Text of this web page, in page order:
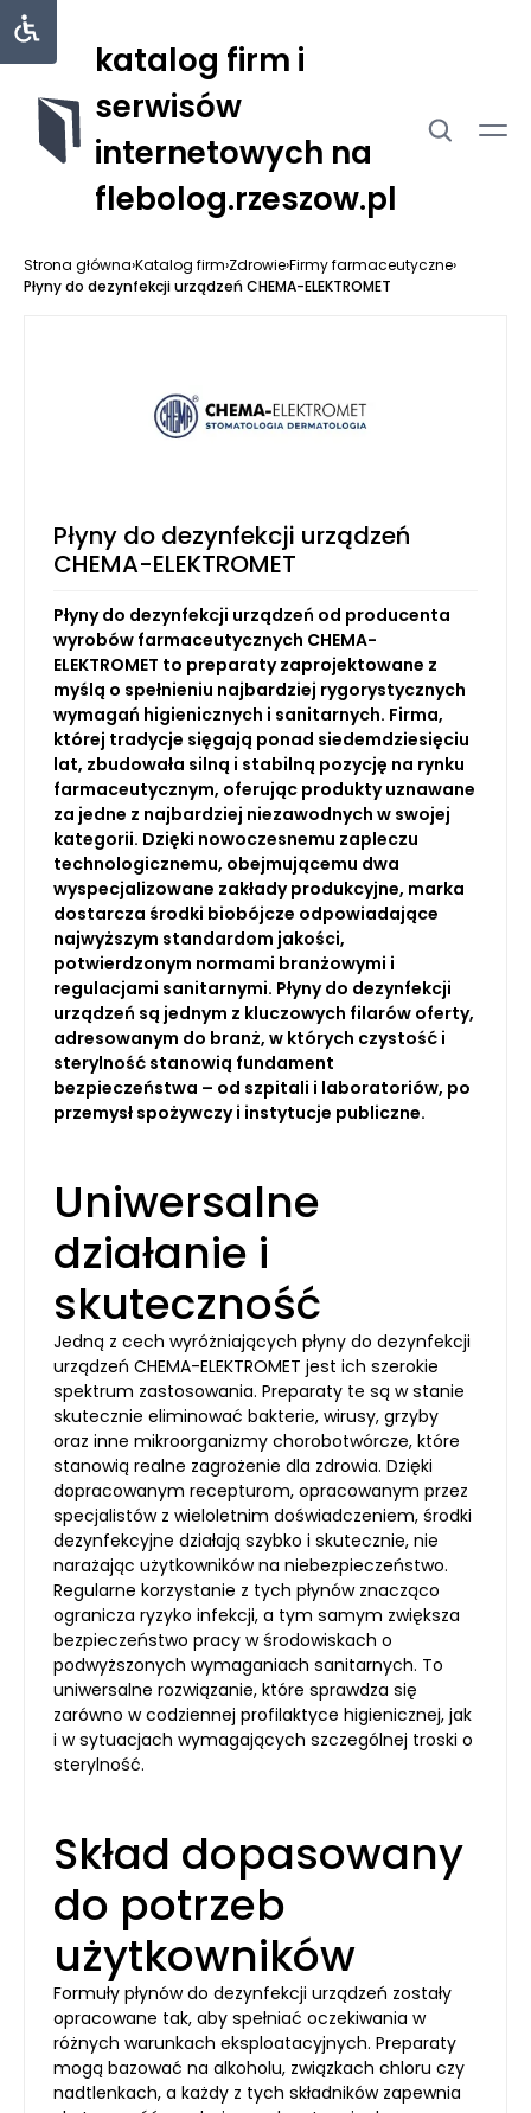
katalog firm i
serwisów
internetowych na
flebolog.rzeszow.pl
Strona główna›Katalog firm›Zdrowie›Firmy farmaceutyczne›
Płyny do dezynfekcji urządzeń CHEMA-ELEKTROMET
Płyny do dezynfekcji urządzeń
CHEMA-ELEKTROMET
Płyny do dezynfekcji urządzeń od producenta
wyrobów farmaceutycznych CHEMA-
ELEKTROMET to preparaty zaprojektowane z
myślą o spełnieniu najbardziej rygorystycznych
wymagań higienicznych i sanitarnych. Firma,
której tradycje sięgają ponad siedemdziesięciu
lat, zbudowała silną i stabilną pozycję na rynku
farmaceutycznym, oferując produkty uznawane
za jedne z najbardziej niezawodnych w swojej
kategorii. Dzięki nowoczesnemu zapleczu
technologicznemu, obejmującemu dwa
wyspecjalizowane zakłady produkcyjne, marka
dostarcza środki biobójcze odpowiadające
najwyższym standardom jakości,
potwierdzonym normami branżowymi i
regulacjami sanitarnymi. Płyny do dezynfekcji
urządzeń są jednym z kluczowych filarów oferty,
adresowanym do branż, w których czystość i
sterylność stanowią fundament
bezpieczeństwa – od szpitali i laboratoriów, po
przemysł spożywczy i instytucje publiczne.
Uniwersalne
działanie i
skuteczność
Jedną z cech wyróżniających płyny do dezynfekcji
urządzeń CHEMA-ELEKTROMET jest ich szerokie
spektrum zastosowania. Preparaty te są w stanie
skutecznie eliminować bakterie, wirusy, grzyby
oraz inne mikroorganizmy chorobotwórcze, które
stanowią realne zagrożenie dla zdrowia. Dzięki
dopracowanym recepturom, opracowanym przez
specjalistów z wieloletnim doświadczeniem, środki
dezynfekcyjne działają szybko i skutecznie, nie
narażając użytkowników na niebezpieczeństwo.
Regularne korzystanie z tych płynów znacząco
ogranicza ryzyko infekcji, a tym samym zwiększa
bezpieczeństwo pracy w środowiskach o
podwyższonych wymaganiach sanitarnych. To
uniwersalne rozwiązanie, które sprawdza się
zarówno w codziennej profilaktyce higienicznej, jak
i w sytuacjach wymagających szczególnej troski o
sterylność.
Skład dopasowany
do potrzeb
użytkowników
Formuły płynów do dezynfekcji urządzeń zostały
opracowane tak, aby spełniać oczekiwania w
różnych warunkach eksploatacyjnych. Preparaty
mogą bazować na alkoholu, związkach chloru czy
nadtlenkach, a każdy z tych składników zapewnia